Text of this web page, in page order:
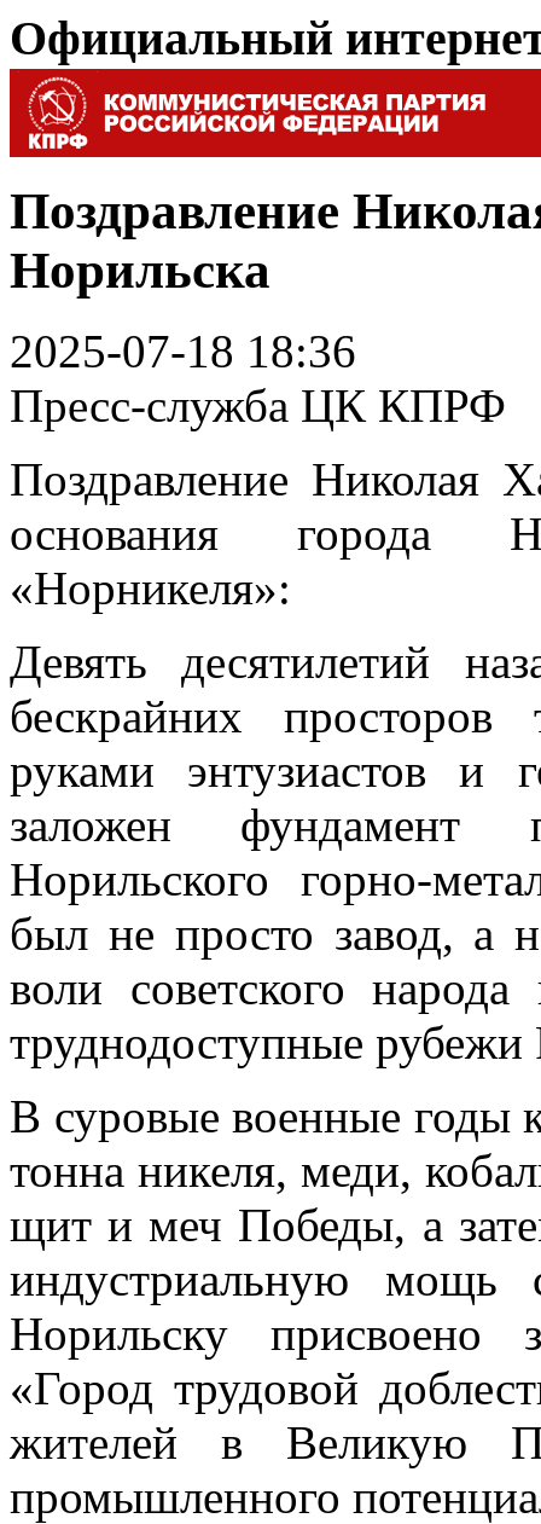
Официальный
Поздравление
Норильска
2025-07-18 18:36
Пресс-служба ЦК КПРФ
Поздравление Николая
основания города
«Норникеля»:
Девять десятилетий
бескрайних
руками энтузиастов и
заложен фундамент
Норильского горно-
был не просто завод, а
воли советского
труднодоступные
В суровые военные годы
тонна никеля, меди,
щит и меч Победы, а
индустриальную мощь
Норильску присвоено
«Город трудовой
жителей в Великую
промышленного